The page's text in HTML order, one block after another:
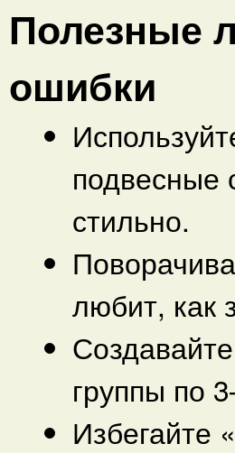
Полезные
ошибки
подвесные
стильно.
любит, как
группы по
Избегайте